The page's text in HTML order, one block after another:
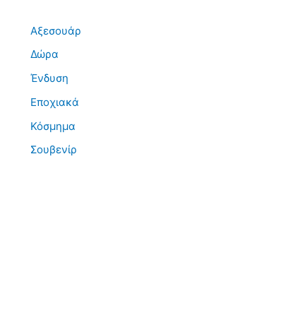
Αξεσουάρ
Δώρα
Ένδυση
Εποχιακά
Κόσμημα
Σουβενίρ